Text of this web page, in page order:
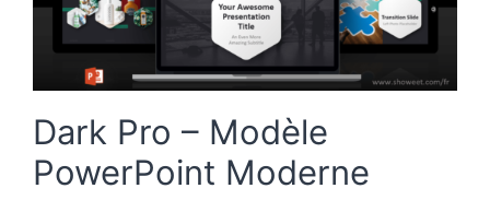
Dark Pro – Modèle
PowerPoint Moderne